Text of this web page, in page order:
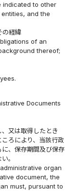
indicated to other
and the
の経緯
of an
thereof;
Documents
又は取得したとき
ろにより、当該行政
、保存期間及び保存
。
organ
document, the
must, pursuant to